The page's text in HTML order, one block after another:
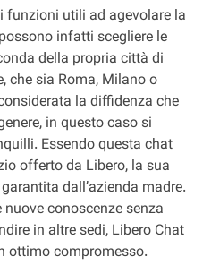
funzioni utili ad agevolare la
infatti scegliere le
della propria città di
che sia Roma, Milano o
la diffidenza che
in questo caso si
Essendo questa chat
offerto da Libero, la sua
dall’azienda madre.
conoscenze senza
in altre sedi, Libero Chat
ottimo compromesso.